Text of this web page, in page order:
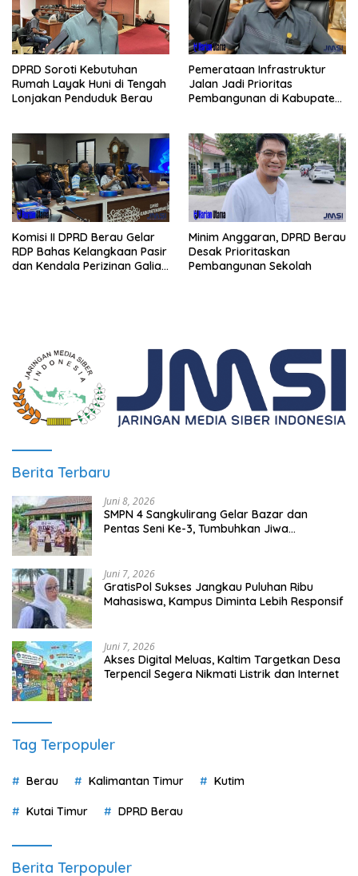
DPRD Soroti Kebutuhan
Rumah Layak Huni di Tengah
Lonjakan Penduduk Berau
Pemerataan Infrastruktur
Jalan Jadi Prioritas
Pembangunan di Kabupaten
Komisi II DPRD Berau Gelar
RDP Bahas Kelangkaan Pasir
dan Kendala Perizinan Galian
Minim Anggaran, DPRD Berau
Desak Prioritaskan
Pembangunan Sekolah
Berita Terbaru
Juni 8, 2026
SMPN 4 Sangkulirang Gelar Bazar dan
Pentas Seni Ke-3, Tumbuhkan Jiwa
Juni 7, 2026
GratisPol Sukses Jangkau Puluhan Ribu
Mahasiswa, Kampus Diminta Lebih Responsif
Juni 7, 2026
Akses Digital Meluas, Kaltim Targetkan Desa
Terpencil Segera Nikmati Listrik dan Internet
Tag Terpopuler
Berau Kalimantan Timur Kutim
Kutai Timur DPRD Berau
Berita Terpopuler